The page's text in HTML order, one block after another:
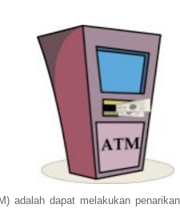
adalah dapat melakukan